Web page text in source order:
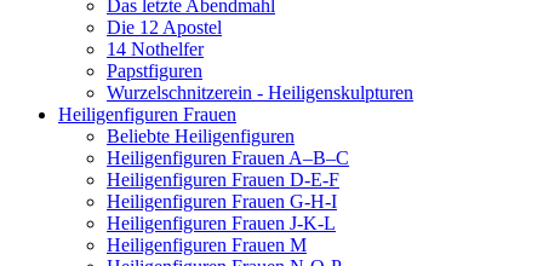
Das letzte Abendmahl
Die 12 Apostel
14 Nothelfer
Papstfiguren
Wurzelschnitzerein - Heiligenskulpturen
Heiligenfiguren Frauen
Beliebte Heiligenfiguren
Heiligenfiguren Frauen A–B–C
Heiligenfiguren Frauen D-E-F
Heiligenfiguren Frauen G-H-I
Heiligenfiguren Frauen J-K-L
Heiligenfiguren Frauen M